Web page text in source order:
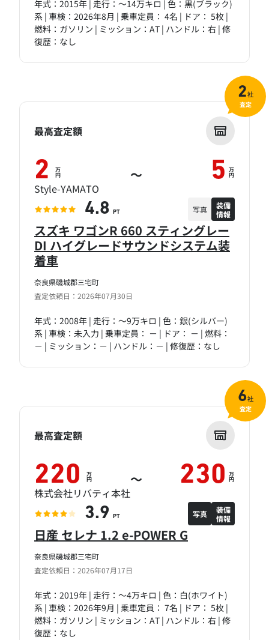
年式：2015年 | 走行：～14万キロ | 色：黒(ブラック)
系 | 車検：2026年8月 | 乗車定員： 4名 | ドア： 5枚 |
燃料：ガソリン | ミッション：AT | ハンドル：右 | 修
復歴：なし
奈良県磯城郡三宅町
査定依頼日：2026年07月30日
スズキ ワゴンR 660 スティングレー
DI ハイグレードサウンドシステム装
着車
年式：2008年 | 走行：～9万キロ | 色：銀(シルバー)
系 | 車検：未入力 | 乗車定員： － | ドア： － | 燃料：
－ | ミッション：－ | ハンドル：－ | 修復歴：なし
最高査定額
2 万
円 ～ 5 万
円
Style-YAMATO
4.8 PT 写真
装備
情報
2社
査定
奈良県磯城郡三宅町
査定依頼日：2026年07月17日
日産 セレナ 1.2 e-POWER G
年式：2019年 | 走行：～4万キロ | 色：白(ホワイト)
系 | 車検：2026年9月 | 乗車定員： 7名 | ドア： 5枚 |
燃料：ガソリン | ミッション：AT | ハンドル：右 | 修
復歴：なし
最高査定額
220 万
円 ～ 230 万
円
株式会社リバティ本社
3.9 PT 写真
装備
情報
6社
査定